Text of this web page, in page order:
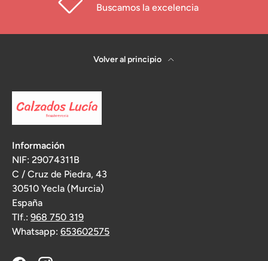
Buscamos la excelencia
Volver al principio
Información
NIF: 29074311B
C / Cruz de Piedra, 43
30510 Yecla (Murcia)
España
Tlf.: 968 750 319
Whatsapp: 653602575